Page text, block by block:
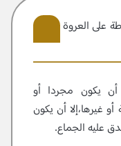
علی العروة الوثقی
أن يكون مجردا أو
غيرها،إلا أن يكون
عليه الجماع.